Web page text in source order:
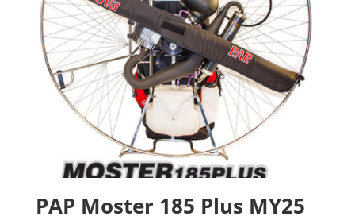
PAP Moster 185 Plus MY25